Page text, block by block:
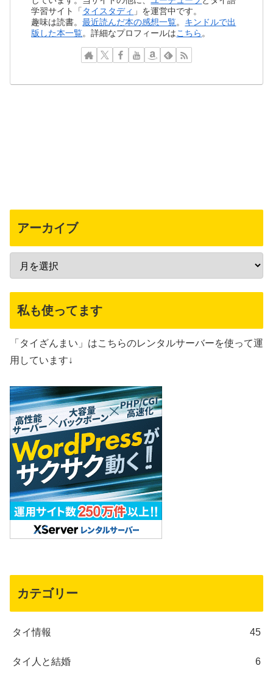
学習サイト「 タイスタディ 」を運営中です。
趣味は読書。最近読んだ本の感想一覧。 キンドルで出
版した本一覧。詳細なプロフィールはこちら 。
アーカイブ
私も使ってます
「タイざんまい」はこちらのレンタルサーバーを使って運
用しています↓
カテゴリー
タイ情報 45
タイ人と結婚 6